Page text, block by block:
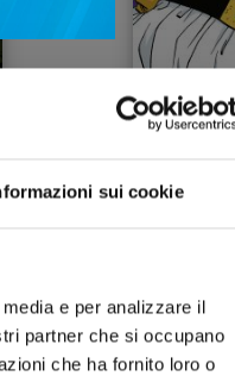
sui cookie
e per analizzare il
partner che si occupano
che ha fornito loro o
DRAGON
6a SERIE -
MAJIN
29/